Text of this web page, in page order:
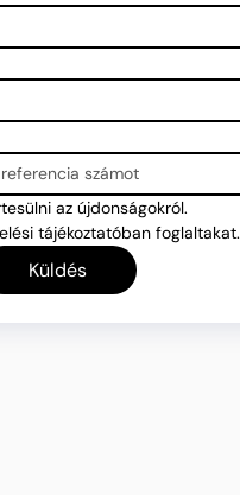
az újdonságokról.
tájékoztatóban foglaltakat.
Küldés